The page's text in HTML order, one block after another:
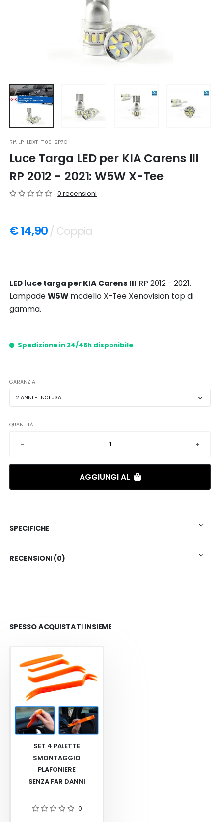
Rif. LP-LDXT-T106-2P7G
Luce Targa LED per KIA Carens III
RP 2012 - 2021: W5W X-Tee
0 recensioni
€ 14,90 / Coppia
LED luce targa per KIA Carens III RP 2012 - 2021.
LampadeW5W modello X-Tee Xenovision top di
gamma.
Spedizione in 24/48h disponibile
GARANZIA
QUANTITÀ
AGGIUNGI AL
SPECIFICHE
RECENSIONI (0)
SPESSO ACQUISTATI INSIEME
SET 4 PALETTE
SMONTAGGIO
PLAFONIERE
SENZA FAR DANNI
0